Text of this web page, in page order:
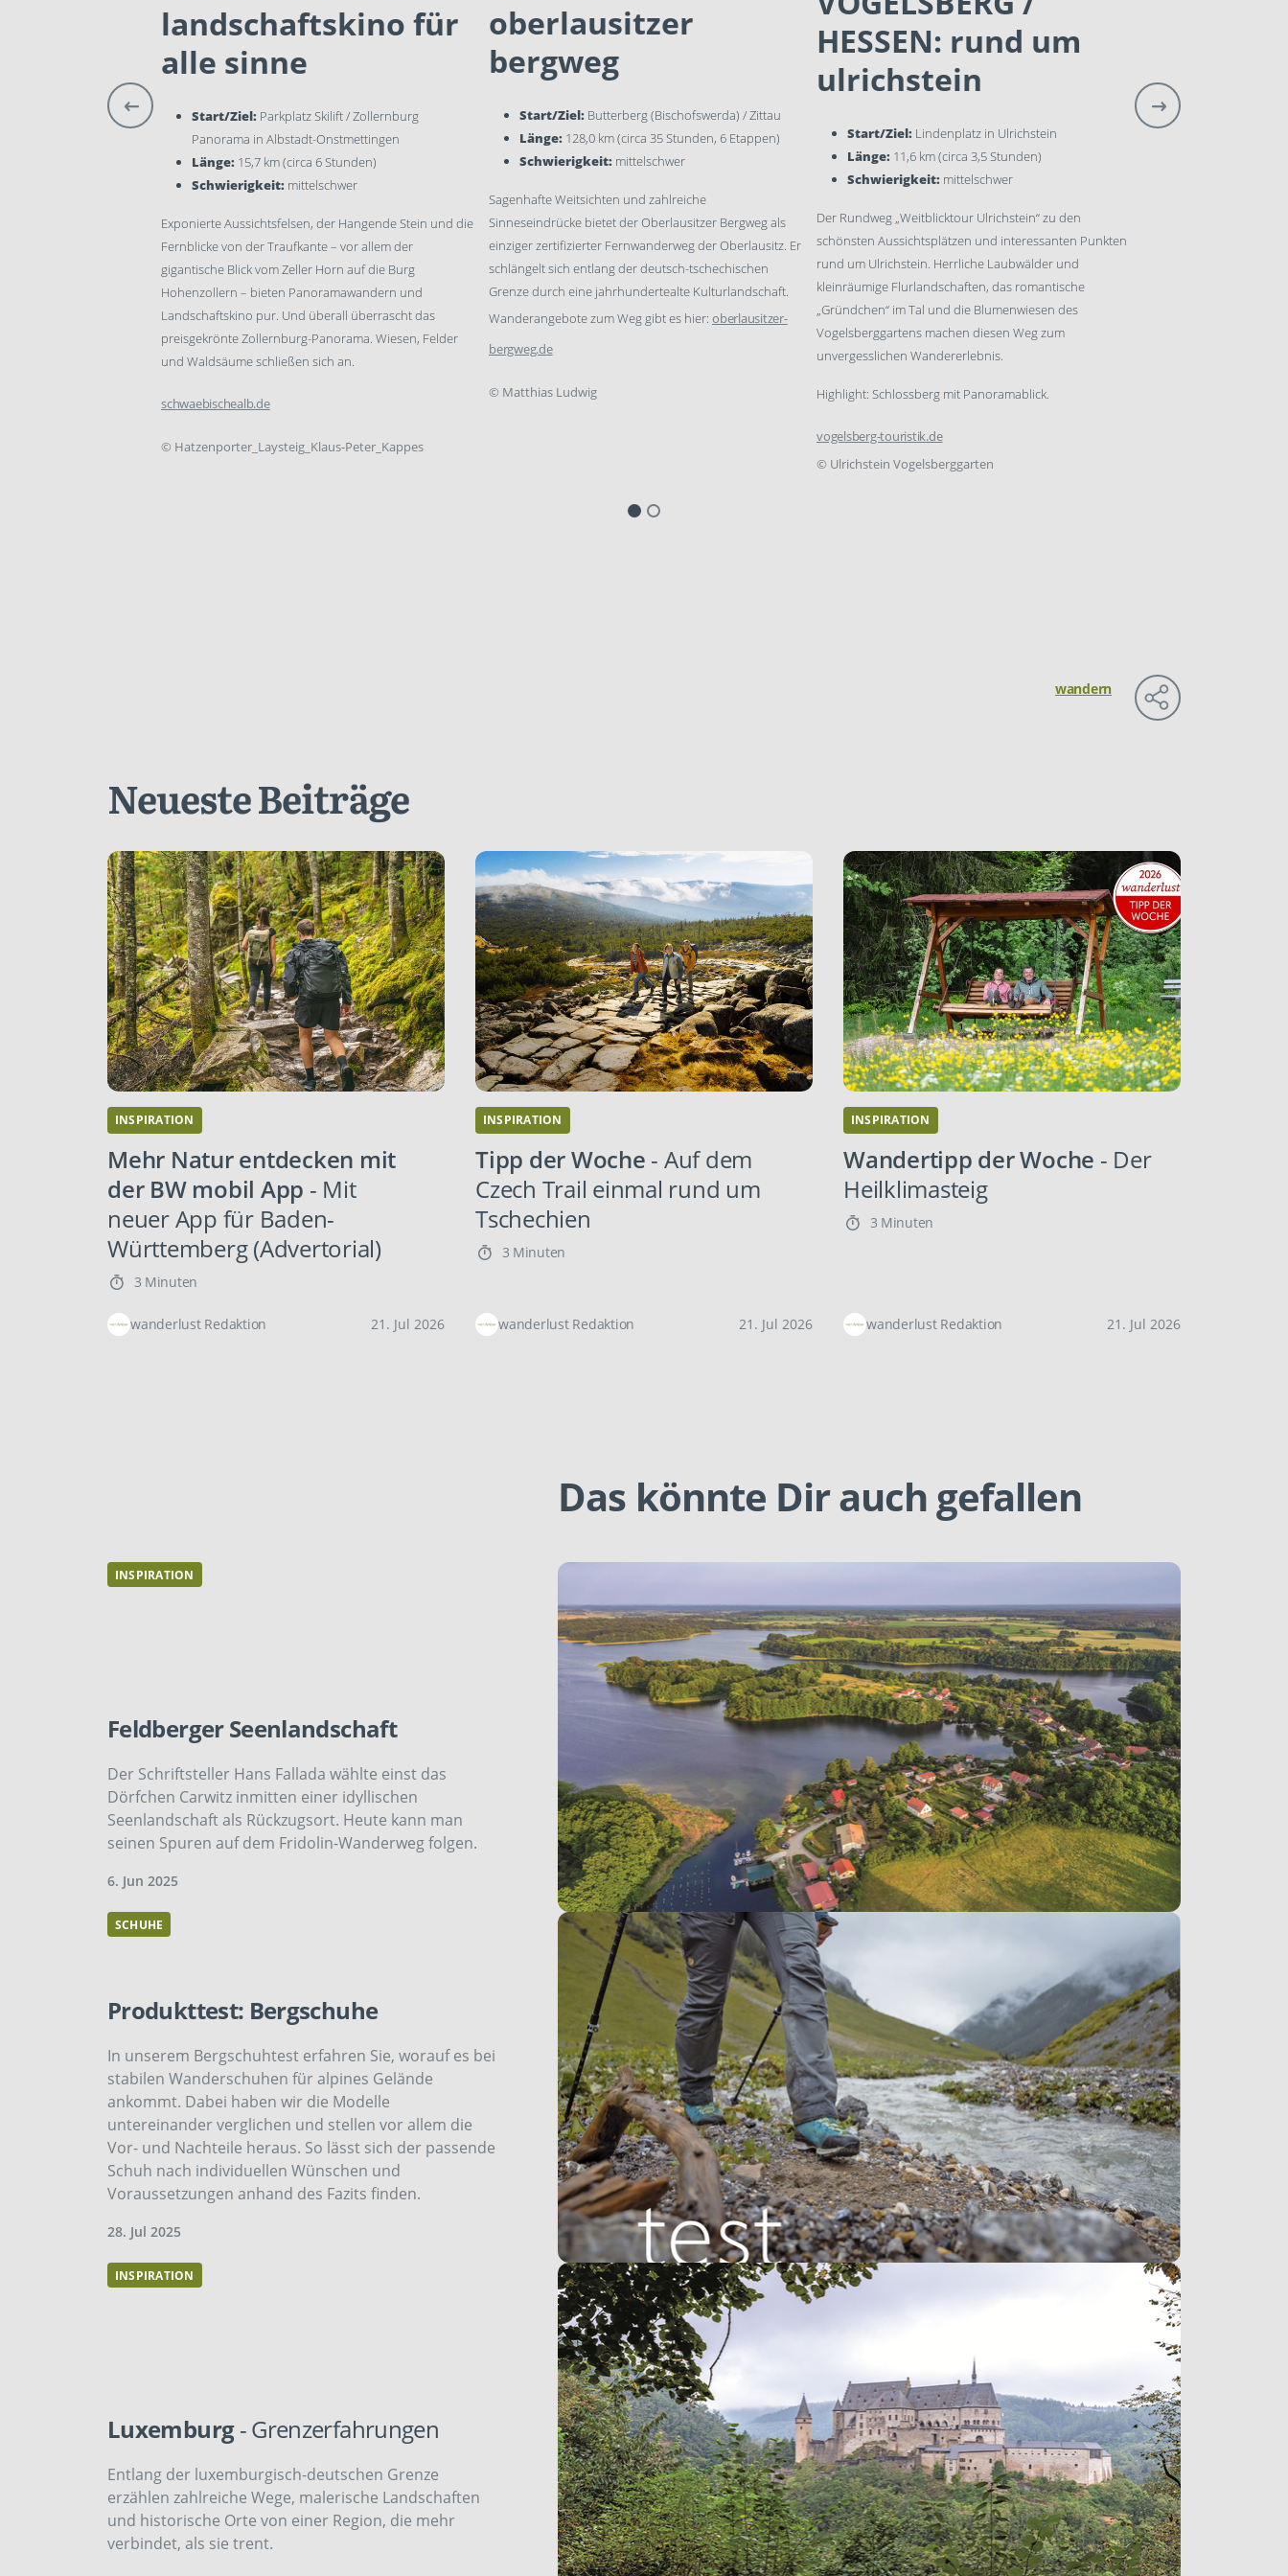
R14 / 507 zurück)
landschaftskino für
alle sinne
Start/Ziel: Parkplatz Skilift / Zollernburg
Panorama in Albstadt-Onstmettingen
Länge: 15,7 km (circa 6 Stunden)
Schwierigkeit: mittelschwer
Exponierte Aussichtsfelsen, der Hangende Stein und die
Fernblicke von der Traufkante – vor allem der
gigantische Blick vom Zeller Horn auf die Burg
Hohenzollern – bieten Panoramawandern und
Landschaftskino pur. Und überall überrascht das
preisgekrönte Zollernburg-Panorama. Wiesen, Felder
und Waldsäume schließen sich an.
schwaebischealb.de
© Hatzenporter_Laysteig_Klaus-Peter_Kappes
oberlausitzer
bergweg
Start/Ziel: Butterberg (Bischofswerda) / Zittau
Länge: 128,0 km (circa 35 Stunden, 6 Etappen)
Schwierigkeit: mittelschwer
Sagenhafte Weitsichten und zahlreiche
Sinneseindrücke bietet der Oberlausitzer Bergweg als
einziger zertifizierter Fernwanderweg der Oberlausitz. Er
schlängelt sich entlang der deutsch-tschechischen
Grenze durch eine jahrhundertealte Kulturlandschaft.
Wanderangebote zum Weg gibt es hier: oberlausitzer-
bergweg.de
© Matthias Ludwig
HESSEN: rund um
ulrichstein
Start/Ziel: Lindenplatz in Ulrichstein
Länge: 11,6 km (circa 3,5 Stunden)
Schwierigkeit: mittelschwer
Der Rundweg „Weitblicktour Ulrichstein“ zu den
schönsten Aussichtsplätzen und interessanten Punkten
rund um Ulrichstein. Herrliche Laubwälder und
kleinräumige Flurlandschaften, das romantische
„Gründchen“ im Tal und die Blumenwiesen des
Vogelsberggartens machen diesen Weg zum
unvergesslichen Wandererlebnis.
Highlight: Schlossberg mit Panoramablick.
vogelsberg-touristik.de
© Ulrichstein Vogelsberggarten
Länge:
wandern
Neueste Beiträge
INSPIRATION
Mehr Natur entdecken mit
der BW mobil App - Mit
neuer App für Baden-
Württemberg (Advertorial)
3 Minuten
wanderlust Redaktion 21. Jul 2026
INSPIRATION
Tipp der Woche - Auf dem
Czech Trail einmal rund um
Tschechien
3 Minuten
wanderlust Redaktion 21. Jul 2026
INSPIRATION
Wandertipp der Woche - Der
Heilklimasteig
3 Minuten
wanderlust Redaktion 21. Jul 2026
Das könnte Dir auch gefallen
INSPIRATION
Feldberger Seenlandschaft
Der Schriftsteller Hans Fallada wählte einst das
Dörfchen Carwitz inmitten einer idyllischen
Seenlandschaft als Rückzugsort. Heute kann man
seinen Spuren auf dem Fridolin-Wanderweg folgen.
6. Jun 2025
SCHUHE
Produkttest: Bergschuhe
In unserem Bergschuhtest erfahren Sie, worauf es bei
stabilen Wanderschuhen für alpines Gelände
ankommt. Dabei haben wir die Modelle
untereinander verglichen und stellen vor allem die
Vor- und Nachteile heraus. So lässt sich der passende
Schuh nach individuellen Wünschen und
Voraussetzungen anhand des Fazits finden.
28. Jul 2025
INSPIRATION
Luxemburg- Grenzerfahrungen
Entlang der luxemburgisch-deutschen Grenze
erzählen zahlreiche Wege, malerische Landschaften
und historische Orte von einer Region, die mehr
verbindet, als sie trent.